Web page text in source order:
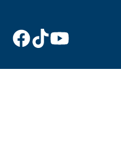
Dr. Beckmann
sur
Dr. Beckmann
sur